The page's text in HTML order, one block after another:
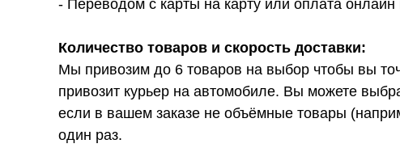
- Переводом с карты на карту или оплата онлайн
Количество товаров и скорость доставки:
Мы привозим до 6 товаров на выбор чтобы вы
привозит курьер на автомобиле. Вы можете
если в вашем заказе не объёмные товары
один раз.